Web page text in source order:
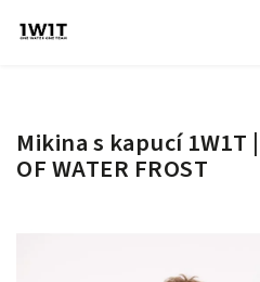
Mikina s kapucí 1W1T
OF WATER FROST